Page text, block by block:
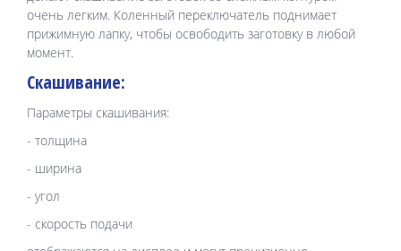
очень легким. Коленный переключатель поднимает
прижимную лапку, чтобы освободить заготовку в любой
момент.
Скашивание:
Параметры скашивания:
- толщина
- ширина
- угол
- скорость подачи